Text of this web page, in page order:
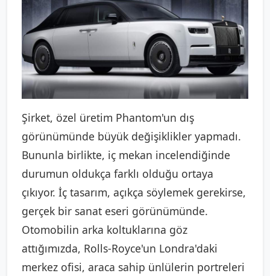
Şirket, özel üretim Phantom'un dış
görünümünde büyük değişiklikler yapmadı.
Bununla birlikte, iç mekan incelendiğinde
durumun oldukça farklı olduğu ortaya
çıkıyor. İç tasarım, açıkça söylemek gerekirse,
gerçek bir sanat eseri görünümünde.
Otomobilin arka koltuklarına göz
attığımızda, Rolls-Royce'un Londra'daki
merkez ofisi, araca sahip ünlülerin portreleri